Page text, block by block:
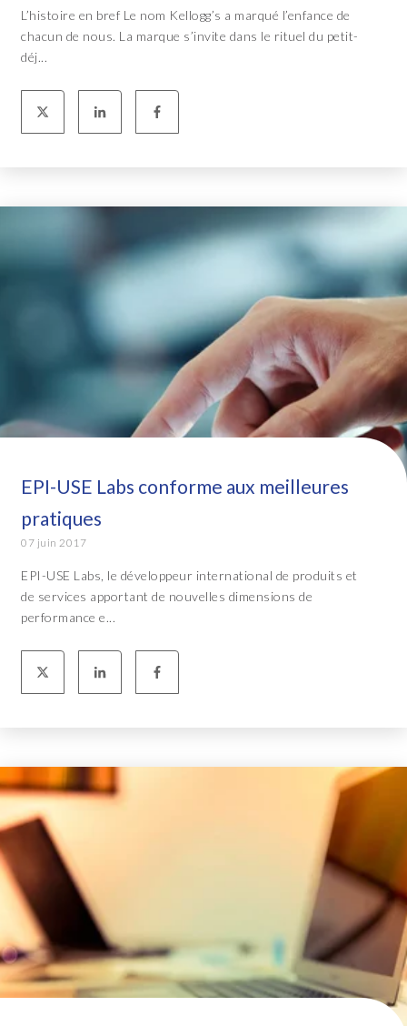
L’histoire en bref Le nom Kellogg’s a marqué l’enfance de
chacun de nous. La marque s’invite dans le rituel du petit-
déj...
EPI-USE Labs conforme aux meilleures
pratiques
07 juin 2017
EPI-USE Labs, le développeur international de produits et
de services apportant de nouvelles dimensions de
performance e...